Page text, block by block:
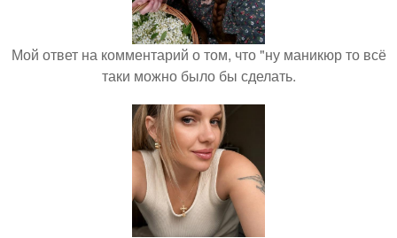
Мой ответ на комментарий о том, что "ну маникюр то всё
таки можно было бы сделать.